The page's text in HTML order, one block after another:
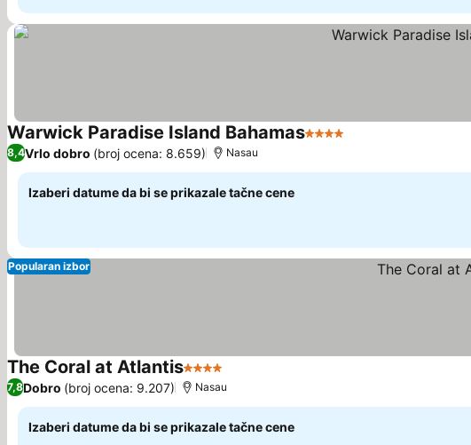
Warwick Paradise Island Bahamas4 Zvezdice
8,4Vrlo dobro (broj ocena: 8.659) Nasau
Izaberi datume da bi se prikazale tačne cene
Popularan izbor
The Coral at Atlantis4 Zvezdice
7,8Dobro (broj ocena: 9.207) Nasau
Izaberi datume da bi se prikazale tačne cene